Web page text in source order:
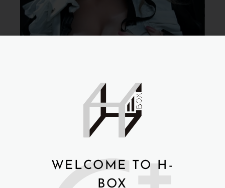
WELCOME TO H-
BOX